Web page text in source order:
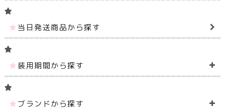
当日発送商品から探す
装用期間から探す
ブランドから探す